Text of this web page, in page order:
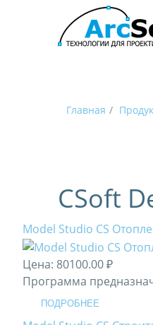
Главная
CSoft
Model Studio CS
Цена: 80100.00 ₽
Программа
ПОДРОБНЕЕ